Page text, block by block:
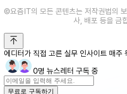
©️요즘IT의 모든 콘텐츠는 저작권법의
사, 배포 등을 금
에디터가 직접 고른 실무 인사이트 매주
0명 뉴스레터 구독 중
무료로 구독하기